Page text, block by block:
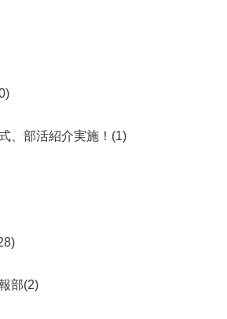
、部活紹介実施！(1)
部(2)